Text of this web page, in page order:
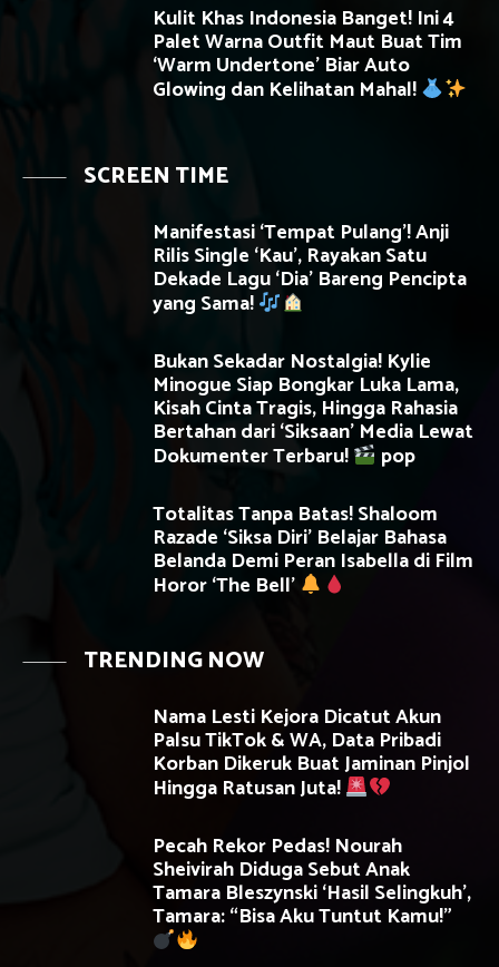
Kulit Khas Indonesia Banget! Ini 4
Palet Warna Outfit Maut Buat Tim
‘Warm Undertone’ Biar Auto
Glowing dan Kelihatan Mahal!
SCREEN TIME
Manifestasi ‘Tempat Pulang’! Anji
Rilis Single ‘Kau’, Rayakan Satu
Dekade Lagu ‘Dia’ Bareng Pencipta
yang Sama!
Bukan Sekadar Nostalgia! Kylie
Minogue Siap Bongkar Luka Lama,
Kisah Cinta Tragis, Hingga Rahasia
Bertahan dari ‘Siksaan’ Media Lewat
Dokumenter Terbaru!
pop
Totalitas Tanpa Batas! Shaloom
Razade ‘Siksa Diri’ Belajar Bahasa
Belanda Demi Peran Isabella di Film
Horor ‘The Bell’
TRENDING NOW
Nama Lesti Kejora Dicatut Akun
Palsu TikTok & WA, Data Pribadi
Korban Dikeruk Buat Jaminan Pinjol
Hingga Ratusan Juta!
Pecah Rekor Pedas! Nourah
Sheivirah Diduga Sebut Anak
Tamara Bleszynski ‘Hasil Selingkuh’,
Tamara: “Bisa Aku Tuntut Kamu!”